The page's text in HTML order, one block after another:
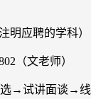
明应聘的学科）
（文老师）
→试讲面谈→